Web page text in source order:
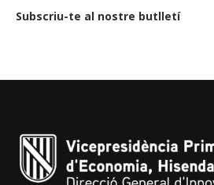
Subscriu-te al nostre butlletí